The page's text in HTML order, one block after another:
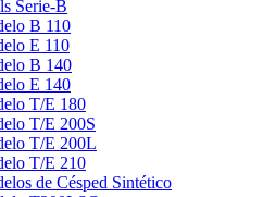
Serie-B
B 110
E 110
B 140
E 140
T/E 180
T/E 200S
T/E 200L
T/E 210
de Césped Sintético